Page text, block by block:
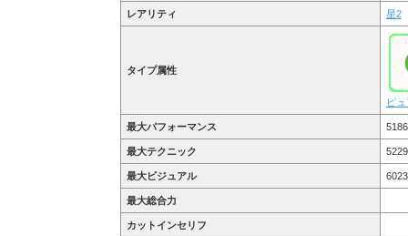
レアリティ 星2
タイプ属性
ピ
最大パフォーマンス 5186
最大テクニック 5229
最大ビジュアル 6023
最大総合力
カットインセリフ